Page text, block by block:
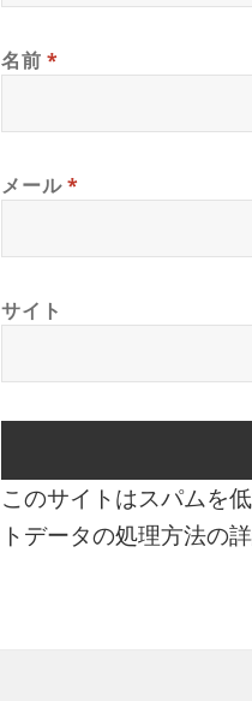
名前*
メール*
サイト
このサイトはスパムを
トデータの処理方法の